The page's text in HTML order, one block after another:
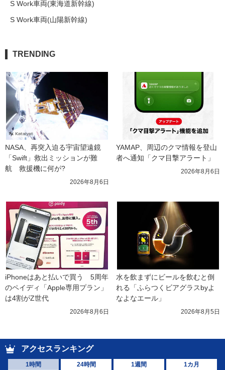
S Work車両(東海道新幹線)
S Work車両(山陽新幹線)
TRENDING
NASA、再突入迫る宇宙望遠鏡
「Swift」救出ミッションが難
航　救援機に何が?
2026年8月6日
YAMAP、周辺のクマ情報を登山
者へ通知「クマ目撃アラート」
2026年8月6日
iPhoneはあと払いで買う　5周年
のペイディ「Apple専用プラン」
は4割がZ世代
2026年8月6日
水を飲まずにビールを飲むと倒
れる「ふらつくビアグラスbyよ
なよなエール」
2026年8月5日
アクセスランキング
1時間 24時間 1週間 1カ月